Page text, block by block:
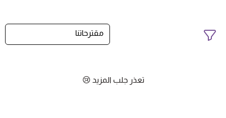
تعذر جلب المزيد 😢